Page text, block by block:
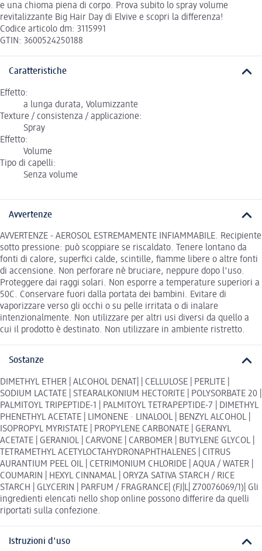
e una chioma piena di corpo. Prova subito lo spray volume
revitalizzante Big Hair Day di Elvive e scopri la differenza!
Codice articolo dm: 3115991
GTIN: 3600524250188
Caratteristiche
Effetto:
a lunga durata, Volumizzante
Texture / consistenza / applicazione:
Spray
Effetto:
Volume
Tipo di capelli:
Senza volume
Avvertenze
AVVERTENZE - AEROSOL ESTREMAMENTE INFIAMMABILE. Recipiente
sotto pressione: può scoppiare se riscaldato. Tenere lontano da
fonti di calore, superfici calde, scintille, fiamme libere o altre fonti
di accensione. Non perforare nè bruciare, neppure dopo l'uso.
Proteggere dai raggi solari. Non esporre a temperature superiori a
50C. Conservare fuori dalla portata dei bambini. Evitare di
vaporizzare verso gli occhi o su pelle irritata o di inalare
intenzionalmente. Non utilizzare per altri usi diversi da quello a
cui il prodotto è destinato. Non utilizzare in ambiente ristretto.
Sostanze
DIMETHYL ETHER | ALCOHOL DENAT| | CELLULOSE | PERLITE |
SODIUM LACTATE | STEARALKONIUM HECTORITE | POLYSORBATE 20 |
PALMITOYL TRIPEPTIDE-1 | PALMITOYL TETRAPEPTIDE-7 | DIMETHYL
PHENETHYL ACETATE | LIMONENE · LINALOOL | BENZYL ALCOHOL |
ISOPROPYL MYRISTATE | PROPYLENE CARBONATE | GERANYL
ACETATE | GERANIOL | CARVONE | CARBOMER | BUTYLENE GLYCOL |
TETRAMETHYL ACETYLOCTAHYDRONAPHTHALENES | CITRUS
AURANTIUM PEEL OIL | CETRIMONIUM CHLORIDE | AQUA / WATER |
COUMARIN | HEXYL CINNAMAL | ORYZA SATIVA STARCH / RICE
STARCH | GLYCERIN | PARFUM / FRAGRANCE| (FJ|L| Z70076069/1)| Gli
ingredienti elencati nello shop online possono differire da quelli
riportati sulla confezione.
Istruzioni d'uso